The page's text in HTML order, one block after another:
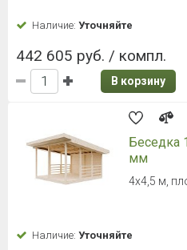
Наличие: Уточняйте
442 605 руб. / компл.
В корзину
Беседка
мм
4х4,5 м,
Наличие: Уточняйте